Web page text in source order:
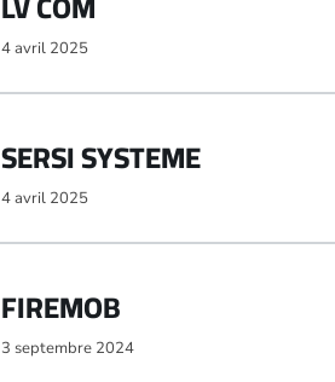
4 avril 2025
SERSI SYSTEME
4 avril 2025
FIREMOB
3 septembre 2024